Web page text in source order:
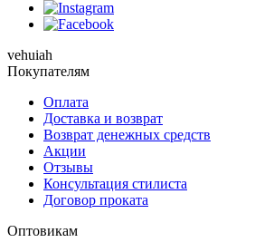
vehuiah
Покупателям
Оплата
Доставка и возврат
Возврат денежных средств
Акции
Отзывы
Консультация стилиста
Договор проката
Оптовикам